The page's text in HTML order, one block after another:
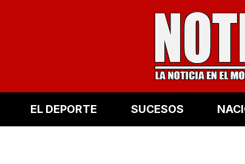
EL DEPORTE SUCESOS